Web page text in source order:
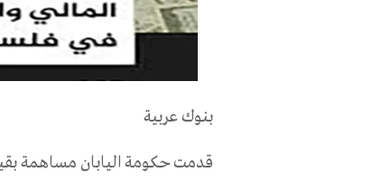
بنوك عربية